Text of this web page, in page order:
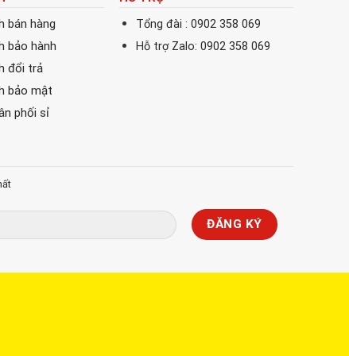
bán hàng
bảo hành
đổi trả
bảo mật
phối sỉ
Tổng đài : 0902 358 069
Hỗ trợ Zalo: 0902 358 069